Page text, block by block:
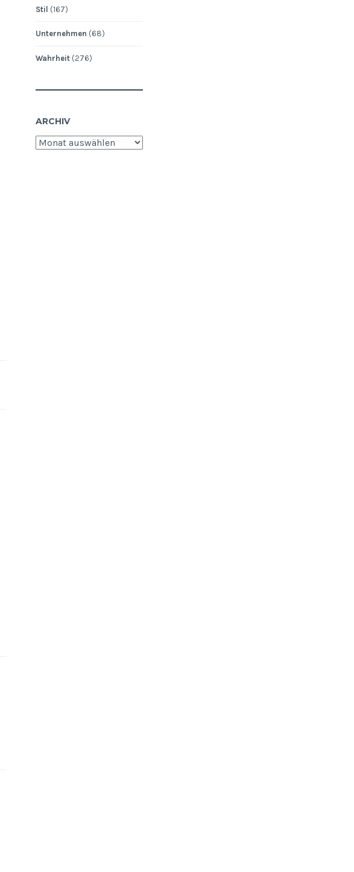
Stil (167)
Unternehmen (68)
Wahrheit(276)
ARCHIV
Archiv